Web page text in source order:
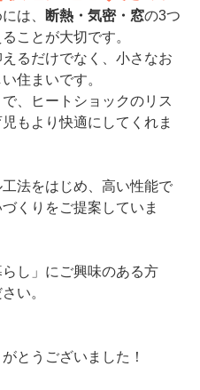
は、 断熱・気密・窓の3つ
ことが大切です。
るだけでなく、小さなお
住まいです。
、ヒートショックのリス
もより快適にしてくれま
法をはじめ、高い性能で
くりをご提案していま
らし」にご興味のある方
い。
とうございました！